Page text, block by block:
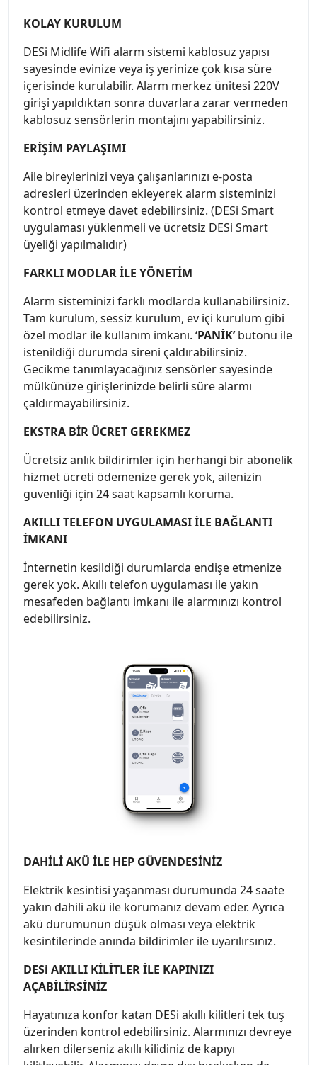
KOLAY KURULUM
DESi Midlife Wifi alarm sistemi kablosuz yapısı
sayesinde evinize veya iş yerinize çok kısa süre
içerisinde kurulabilir. Alarm merkez ünitesi 220V
girişi yapıldıktan sonra duvarlara zarar vermeden
kablosuz sensörlerin montajını yapabilirsiniz.
ERİŞİM PAYLAŞIMI
Aile bireylerinizi veya çalışanlarınızı e-posta
adresleri üzerinden ekleyerek alarm sisteminizi
kontrol etmeye davet edebilirsiniz. (DESi Smart
uygulaması yüklenmeli ve ücretsiz DESi Smart
üyeliği yapılmalıdır)
FARKLI MODLAR İLE YÖNETİM
Alarm sisteminizi farklı modlarda kullanabilirsiniz.
Tam kurulum, sessiz kurulum, ev içi kurulum gibi
özel modlar ile kullanım imkanı. ‘PANİK’butonu ile
istenildiği durumda sireni çaldırabilirsiniz.
Gecikme tanımlayacağınız sensörler sayesinde
mülkünüze girişlerinizde belirli süre alarmı
çaldırmayabilirsiniz.
EKSTRA BİR ÜCRET GEREKMEZ
Ücretsiz anlık bildirimler için herhangi bir abonelik
hizmet ücreti ödemenize gerek yok, ailenizin
güvenliği için 24 saat kapsamlı koruma.
AKILLI TELEFON UYGULAMASI İLE BAĞLANTI
İMKANI
İnternetin kesildiği durumlarda endişe etmenize
gerek yok. Akıllı telefon uygulaması ile yakın
mesafeden bağlantı imkanı ile alarmınızı kontrol
edebilirsiniz.
DAHİLİ AKÜ İLE HEP GÜVENDESİNİZ
Elektrik kesintisi yaşanması durumunda 24 saate
yakın dahili akü ile korumanız devam eder. Ayrıca
akü durumunun düşük olması veya elektrik
kesintilerinde anında bildirimler ile uyarılırsınız.
DESi AKILLI KİLİTLER İLE KAPINIZI
AÇABİLİRSİNİZ
Hayatınıza konfor katan DESi akıllı kilitleri tek tuş
üzerinden kontrol edebilirsiniz. Alarmınızı devreye
alırken dilerseniz akıllı kilidiniz de kapıyı